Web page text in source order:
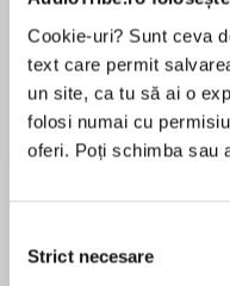
Cookie-uri? Sunt ceva
text care permit
un site, ca tu să ai o
folosi numai cu
oferi. Poți schimba sau
consimțământului
Strict necesare
de...
Dani Francis
Desprecarte
The Amelia Bedelia
the vocabularies of